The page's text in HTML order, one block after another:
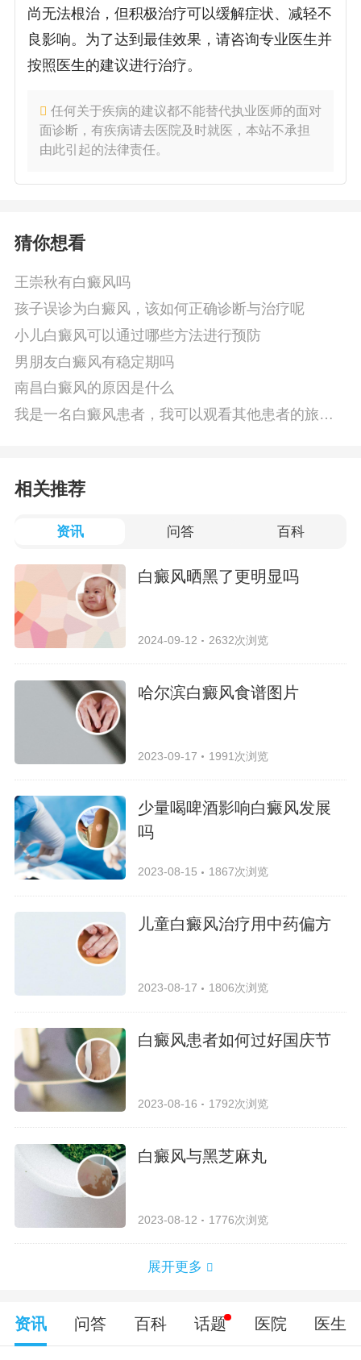
尚无法根治，但积极治疗可以缓解症状、减轻不
良影响。为了达到最佳效果，请咨询专业医生并
按照医生的建议进行治疗。
任何关于疾病的建议都不能替代执业医师的面对
面诊断，有疾病请去医院及时就医，本站不承担
由此引起的法律责任。
猜你想看
王崇秋有白癜风吗
孩子误诊为白癜风，该如何正确诊断与治疗呢
小儿白癜风可以通过哪些方法进行预防
男朋友白癜风有稳定期吗
南昌白癜风的原因是什么
我是一名白癜风患者，我可以观看其他患者的旅游
相关推荐
资讯 问答 百科
白癜风晒黑了更明显吗
2024-09-12 2632次浏览
哈尔滨白癜风食谱图片
2023-09-17 1991次浏览
少量喝啤酒影响白癜风发展
吗
2023-08-15 1867次浏览
儿童白癜风治疗用中药偏方
2023-08-17 1806次浏览
白癜风患者如何过好国庆节
2023-08-16 1792次浏览
白癜风与黑芝麻丸
2023-08-12 1776次浏览
展开更多
资讯 问答 百科 话题 医院 医生